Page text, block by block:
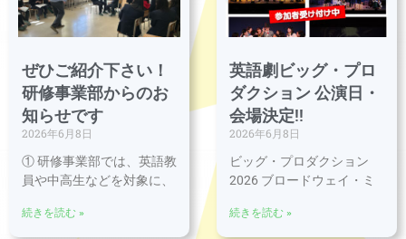
ぜひご紹介下さい！
研修事業部からのお
知らせです
2026年6月8日
① 研修事業部では、英語教
員や中高生などを対象に、
続きを読む »
英語劇ビッグ・プロ
ダクション 公演日・
会場決定!!
2026年6月8日
ビッグ・プロダクション
2026 ブロードウェイ・ミ
続きを読む »